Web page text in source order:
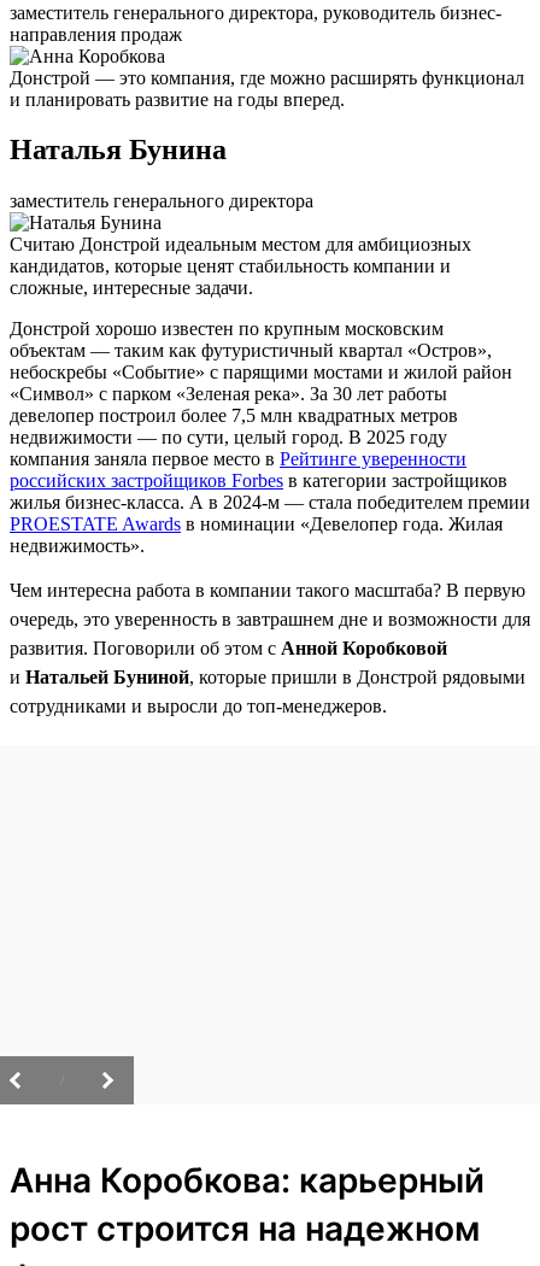
заместитель генерального директора, руководитель бизнес-
направления продаж
Донстрой — это компания, где можно расширять функционал
и планировать развитие на годы вперед.
Наталья Бунина
заместитель генерального директора
Считаю Донстрой идеальным местом для амбициозных
кандидатов, которые ценят стабильность компании и
сложные, интересные задачи.
Донстрой хорошо известен по крупным московским
объектам — таким как футуристичный квартал «Остров»,
небоскребы «Событие» с парящими мостами и жилой район
«Символ» с парком «Зеленая река». За 30 лет работы
девелопер построил более 7,5 млн квадратных метров
недвижимости — по сути, целый город. В 2025 году
компания заняла первое место в Рейтинге уверенности
российских застройщиков Forbes в категории застройщиков
жилья бизнес-класса. А в 2024-м — стала победителем премии
PROESTATE Awards в номинации «Девелопер года. Жилая
недвижимость».
Чем интересна работа в компании такого масштаба? В первую
очередь, это уверенность в завтрашнем дне и возможности для
развития. Поговорили об этом с Анной Коробковой
и Натальей Буниной, которые пришли в Донстрой рядовыми
сотрудниками и выросли до топ-менеджеров.
Анна Коробкова: карьерный
рост строится на надежном